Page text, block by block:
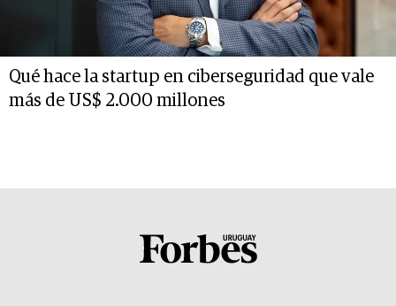
Qué hace la startup en ciberseguridad que vale
más de US$ 2.000 millones